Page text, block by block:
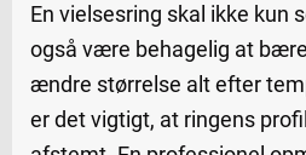
En vielsesring skal ikke kun
også være behagelig at
ændre størrelse alt efter
er det vigtigt, at ringens